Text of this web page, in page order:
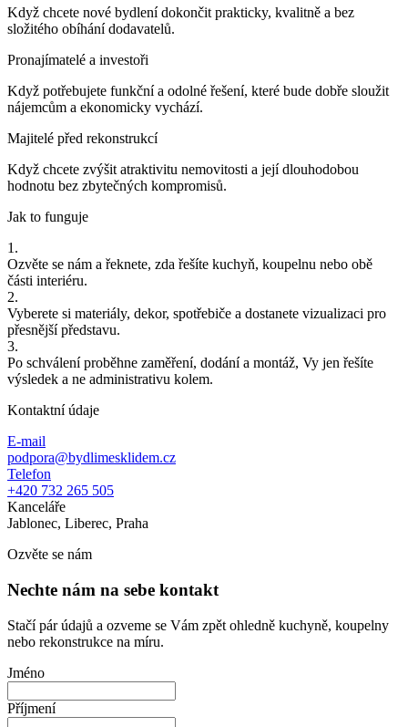
Když chcete nové bydlení dokončit prakticky, kvalitně a bez
složitého obíhání dodavatelů.
Pronajímatelé a investoři
Když potřebujete funkční a odolné řešení, které bude dobře sloužit
nájemcům a ekonomicky vychází.
Majitelé před rekonstrukcí
Když chcete zvýšit atraktivitu nemovitosti a její dlouhodobou
hodnotu bez zbytečných kompromisů.
Jak to funguje
1.
Ozvěte se nám a řeknete, zda řešíte kuchyň, koupelnu nebo obě
části interiéru.
2.
Vyberete si materiály, dekor, spotřebiče a dostanete vizualizaci pro
přesnější představu.
3.
Po schválení proběhne zaměření, dodání a montáž, Vy jen řešíte
výsledek a ne administrativu kolem.
Kontaktní údaje
E-mail
podpora@bydlimesklidem.cz
Telefon
+420 732 265 505
Kanceláře
Jablonec, Liberec, Praha
Ozvěte se nám
Nechte nám na sebe kontakt
Stačí pár údajů a ozveme se Vám zpět ohledně kuchyně, koupelny
nebo rekonstrukce na míru.
Jméno
Příjmení